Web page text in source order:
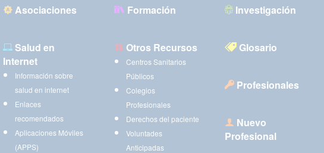
Asociaciones Formación Investigación
Salud en
Internet
Información sobre
salud en internet
Enlaces
recomendados
Aplicaciones Móviles
(APPS)
Otros Recursos
Centros Sanitarios
Públicos
Colegios
Profesionales
Derechos del paciente
Voluntades
Anticipadas
Glosario
Profesionales
Nuevo
Profesional